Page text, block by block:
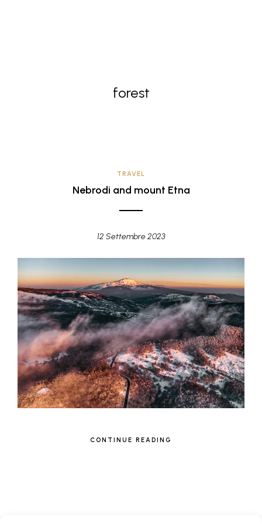
forest
TRAVEL
Nebrodi and mount Etna
12 Settembre 2023
CONTINUE READING